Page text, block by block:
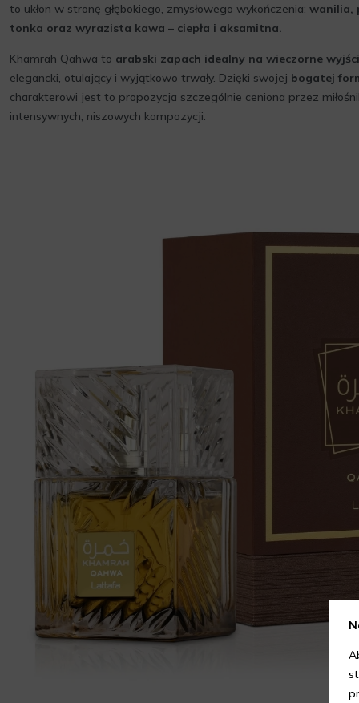
to ukłon w stronę głębokiego, zmysłowego wykończenia: wanilia,
tonka oraz wyrazista kawa – ciepła i aksamitna.
Khamrah Qahwa to arabski zapach idealny na wieczorne
elegancki, otulający i wyjątkowo trwały. Dzięki swojej bogatej
charakterowi jest to propozycja szczególnie ceniona przez
intensywnych, niszowych kompozycji.